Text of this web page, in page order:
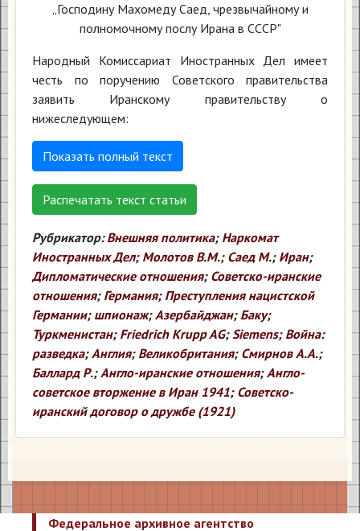
„Господину Махомеду Саед, чрезвычайному и
полномочному послу Ирана в СССР"
Народный Комиссариат Иностранных Дел имеет
честь по поручению Советского правительства
заявить Иранскому правительству о
нижеследующем:
Показать полный текст
Распечатать текст статьи
Рубрикатор: Внешняя политика; Наркомат
Иностранных Дел; Молотов В.М.; Саед М.; Иран;
Дипломатические отношения; Советско-иранские
отношения; Германия; Преступления нацистской
Германии; шпионаж;Азербайджан; Баку;
Туркменистан; Friedrich Krupp AG;Siemens; Война:
разведка;Англия; Великобритания; Смирнов А.А.;
Баллард Р.;Англо-иранские отношения;Англо-
советское вторжение в Иран 1941; Советско-
иранский договор о дружбе (1921)
Федеральное архивное агентство